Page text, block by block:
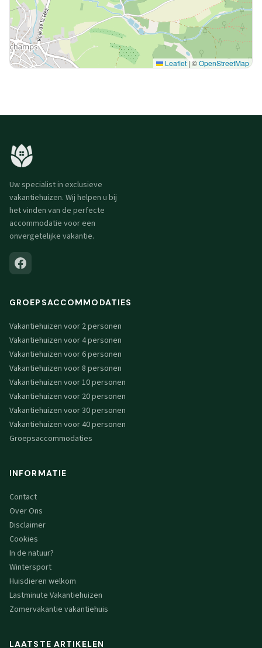
Leaflet | ©OpenStreetMap
Uw specialist in exclusieve
vakantiehuizen. Wij helpen u bij
het vinden van de perfecte
accommodatie voor een
onvergetelijke vakantie.
GROEPSACCOMMODATIES
Vakantiehuizen voor 2 personen
Vakantiehuizen voor 4 personen
Vakantiehuizen voor 6 personen
Vakantiehuizen voor 8 personen
Vakantiehuizen voor 10 personen
Vakantiehuizen voor 20 personen
Vakantiehuizen voor 30 personen
Vakantiehuizen voor 40 personen
Groepsaccommodaties
INFORMATIE
Contact
Over Ons
Disclaimer
Cookies
In de natuur?
Wintersport
Huisdieren welkom
Lastminute Vakantiehuizen
Zomervakantie vakantiehuis
LAATSTE ARTIKELEN